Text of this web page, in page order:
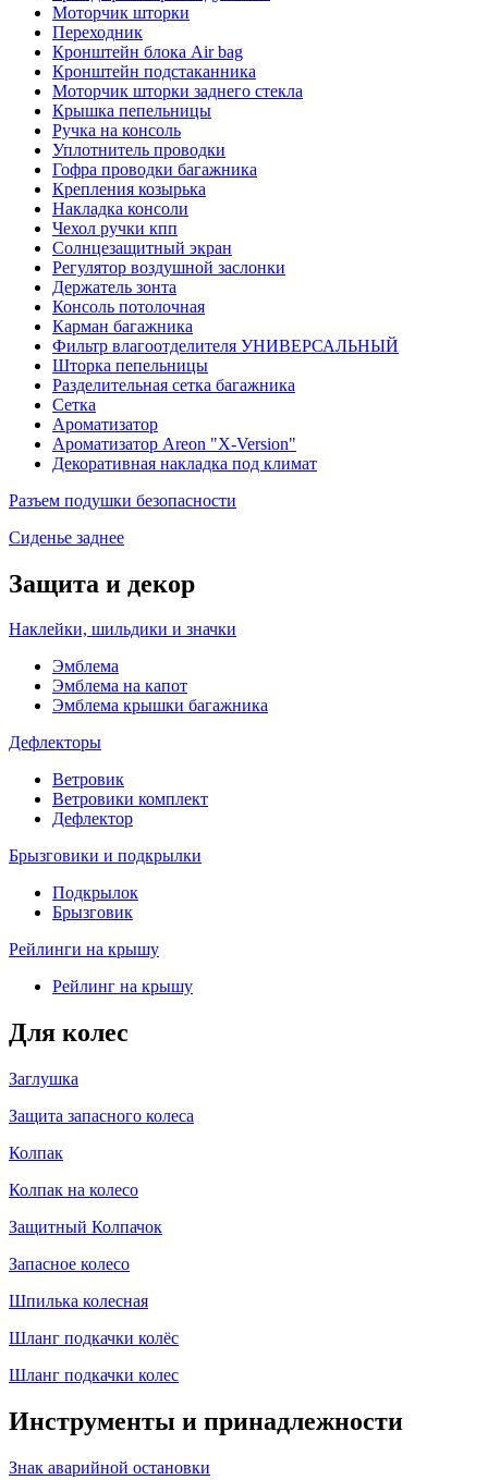
Моторчик шторки
Переходник
Кронштейн блока Air bag
Кронштейн подстаканника
Моторчик шторки заднего стекла
Крышка пепельницы
Ручка на консоль
Уплотнитель проводки
Гофра проводки багажника
Крепления козырька
Накладка консоли
Чехол ручки кпп
Солнцезащитный экран
Регулятор воздушной заслонки
Держатель зонта
Консоль потолочная
Карман багажника
Фильтр влагоотделителя УНИВЕРСАЛЬНЫЙ
Шторка пепельницы
Разделительная сетка багажника
Сетка
Ароматизатор
Ароматизатор Areon "X-Version"
Декоративная накладка под климат
Разъем подушки безопасности
Сиденье заднее
Защита и декор
Наклейки, шильдики и значки
Эмблема
Эмблема на капот
Эмблема крышки багажника
Дефлекторы
Ветровик
Ветровики комплект
Дефлектор
Брызговики и подкрылки
Подкрылок
Брызговик
Рейлинги на крышу
Рейлинг на крышу
Для колес
Заглушка
Защита запасного колеса
Колпак
Колпак на колесо
Защитный Колпачок
Запасное колесо
Шпилька колесная
Шланг подкачки колёс
Шланг подкачки колес
Инструменты и принадлежности
Знак аварийной остановки